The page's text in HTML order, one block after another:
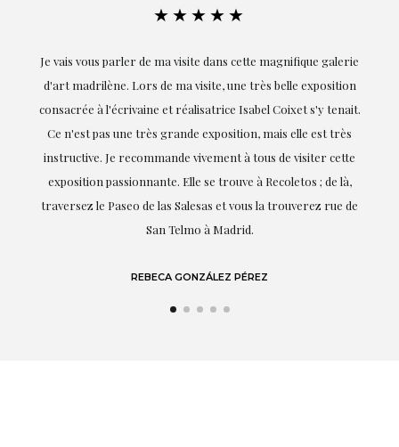
★★★★★
Exceptionnelle. Maria m'a accompagnée à chaque étape de la
réalisation de ce travail et, dès le début, elle a compris mes
goûts et mes besoins ; sa proximité, son empathie et son
professionnalisme ont été présents à chaque instant,
soulignant (bien sûr) son amour et sa connaissance de ce
dont elle parle : l'art.
LAURA GUTIÉRREZ